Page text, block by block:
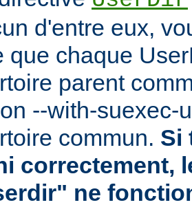
d'entre eux,
que chaque
parent
--with-suexec-
commun. Si
correctement,
ne